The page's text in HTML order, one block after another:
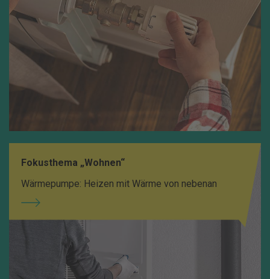
Fokusthema „Wohnen“
Wärmepumpe: Heizen mit Wärme von nebenan